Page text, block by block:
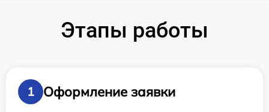
Этапы работы
1
Оформление заявки